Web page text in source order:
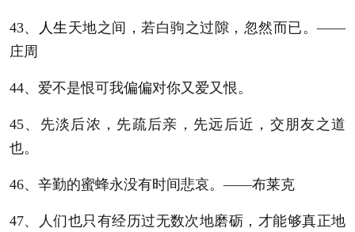
43、 人生 天地之间，若白驹之过隙，忽然而已。——
庄周
44、爱不是恨可我偏偏对你又爱又恨。
45、先淡后浓，先疏后亲，先远后近，交朋友之道
也。
46、辛勤的蜜蜂永没有时间悲哀。——布莱克
47、人们也只有经历过无数次地磨砺，才能够真正地